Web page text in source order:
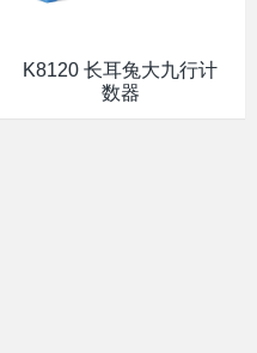
K8120 长耳兔大九行计
数器